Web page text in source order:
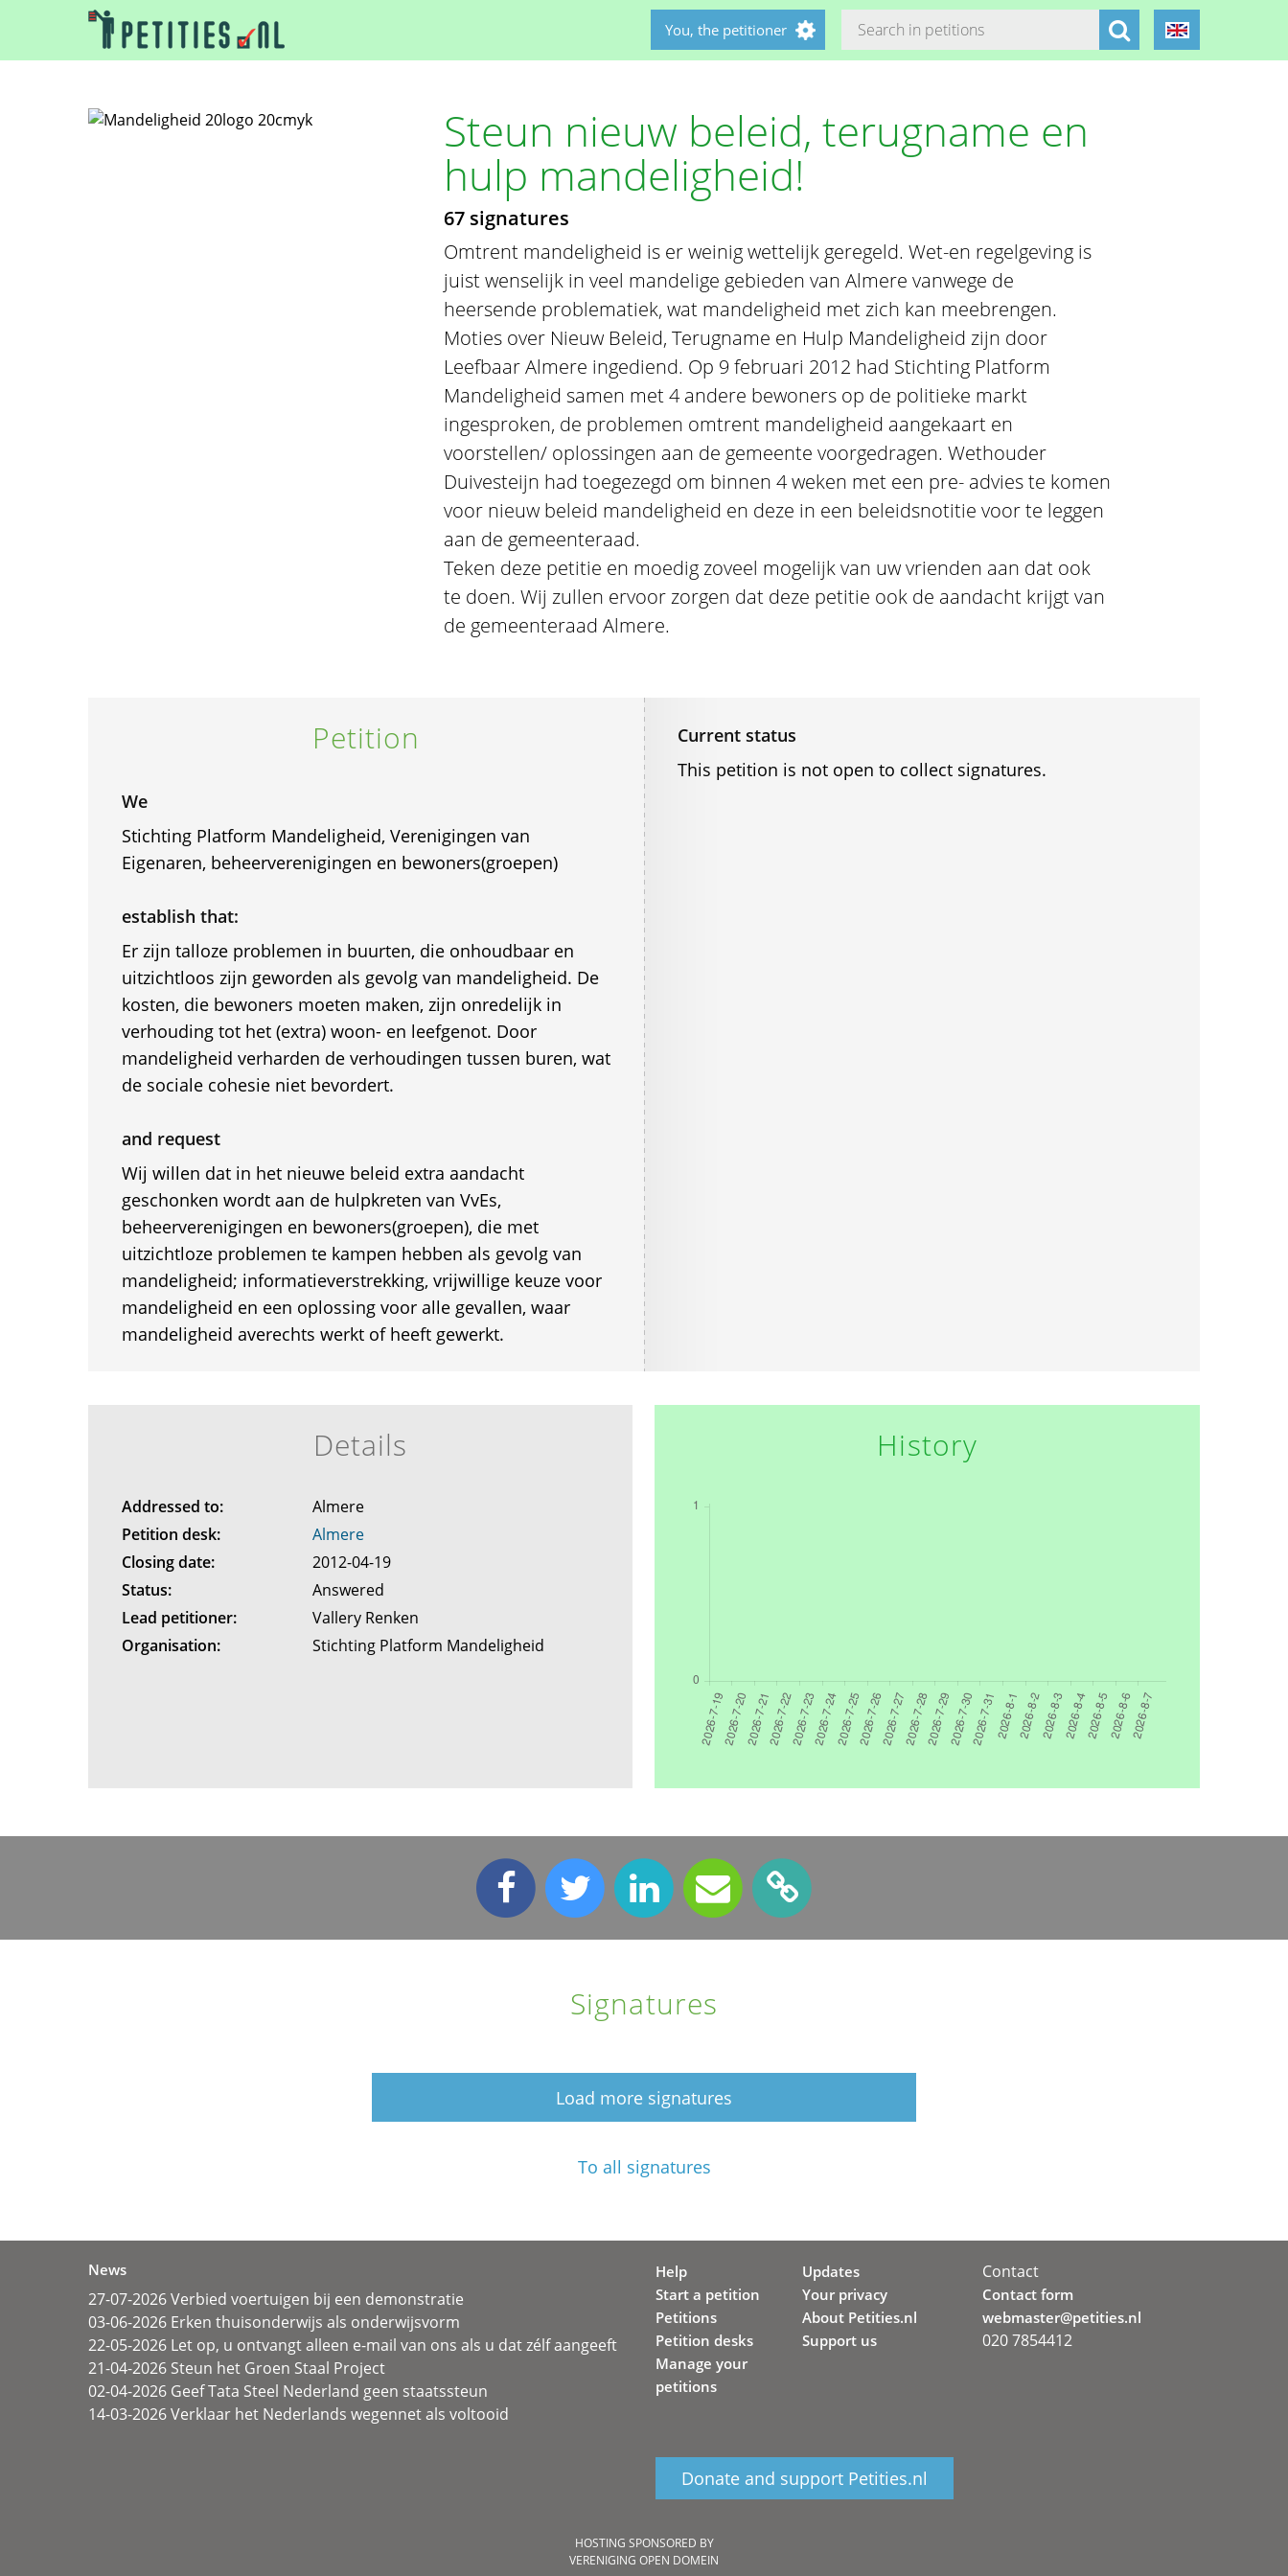
You, the petitioner
Steun nieuw beleid, terugname en
hulp mandeligheid!
67 signatures
Omtrent mandeligheid is er weinig wettelijk geregeld. Wet-en regelgeving is
juist wenselijk in veel mandelige gebieden van Almere vanwege de
heersende problematiek, wat mandeligheid met zich kan meebrengen.
Moties over Nieuw Beleid, Terugname en Hulp Mandeligheid zijn door
Leefbaar Almere ingediend. Op 9 februari 2012 had Stichting Platform
Mandeligheid samen met 4 andere bewoners op de politieke markt
ingesproken, de problemen omtrent mandeligheid aangekaart en
voorstellen/ oplossingen aan de gemeente voorgedragen. Wethouder
Duivesteijn had toegezegd om binnen 4 weken met een pre- advies te komen
voor nieuw beleid mandeligheid en deze in een beleidsnotitie voor te leggen
aan de gemeenteraad.
Teken deze petitie en moedig zoveel mogelijk van uw vrienden aan dat ook
te doen. Wij zullen ervoor zorgen dat deze petitie ook de aandacht krijgt van
de gemeenteraad Almere.
Petition
We
Stichting Platform Mandeligheid, Verenigingen van
Eigenaren, beheerverenigingen en bewoners(groepen)
establish that:
Er zijn talloze problemen in buurten, die onhoudbaar en
uitzichtloos zijn geworden als gevolg van mandeligheid. De
kosten, die bewoners moeten maken, zijn onredelijk in
verhouding tot het (extra) woon- en leefgenot. Door
mandeligheid verharden de verhoudingen tussen buren, wat
de sociale cohesie niet bevordert.
and request
Wij willen dat in het nieuwe beleid extra aandacht
geschonken wordt aan de hulpkreten van VvEs,
beheerverenigingen en bewoners(groepen), die met
uitzichtloze problemen te kampen hebben als gevolg van
mandeligheid; informatieverstrekking, vrijwillige keuze voor
mandeligheid en een oplossing voor alle gevallen, waar
mandeligheid averechts werkt of heeft gewerkt.
Current status
This petition is not open to collect signatures.
Details
Addressed to:
Almere
Petition desk:
Almere
Closing date:
2012-04-19
Status:
Answered
Lead petitioner:
Vallery Renken
Organisation:
Stichting Platform Mandeligheid
History
Signatures
Load more signatures
To all signatures
News
27-07-2026 Verbied voertuigen bij een demonstratie
03-06-2026 Erken thuisonderwijs als onderwijsvorm
22-05-2026 Let op, u ontvangt alleen e-mail van ons als u dat zélf aangeeft
21-04-2026 Steun het Groen Staal Project
02-04-2026 Geef Tata Steel Nederland geen staatssteun
14-03-2026 Verklaar het Nederlands wegennet als voltooid
Help
Start a petition
Petitions
Petition desks
Manage your
petitions
Updates
Your privacy
About Petities.nl
Support us
Donate and support Petities.nl
Contact
Contact form
webmaster@petities.nl
020 7854412
HOSTING SPONSORED BY
VERENIGING OPEN DOMEIN